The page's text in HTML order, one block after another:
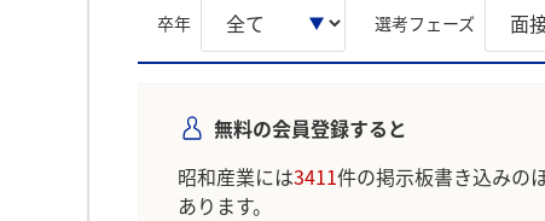
卒年 選考フェーズ
無料の会員登録すると
昭和産業には3411件の掲示板書き込みの
あります。